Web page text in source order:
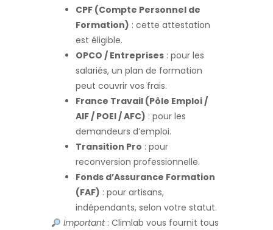
CPF (Compte Personnel de
Formation) : cette attestation
est éligible.
OPCO / Entreprises : pour les
salariés, un plan de formation
peut couvrir vos frais.
France Travail (Pôle Emploi /
AIF / POEI / AFC) : pour les
demandeurs d’emploi.
Transition Pro : pour
reconversion professionnelle.
Fonds d’Assurance Formation
(FAF) : pour artisans,
indépendants, selon votre statut.
Important: Climlab vous fournit tous